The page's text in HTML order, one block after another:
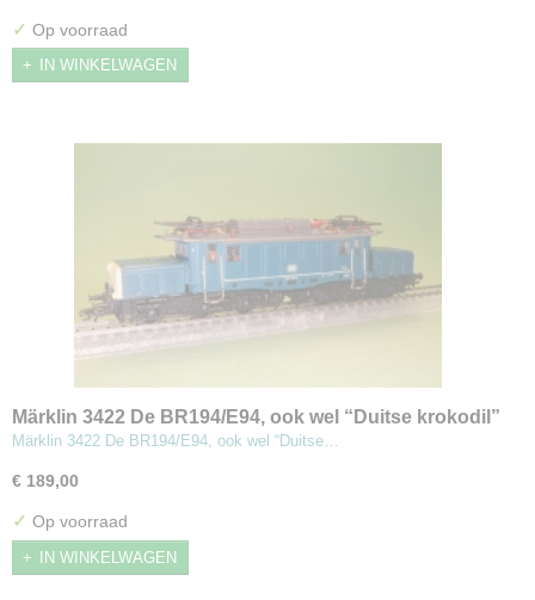
✓ Op voorraad
IN WINKELWAGEN
Märklin 3422 De BR194/E94, ook wel “Duitse krokodil”
electrische locomotief
Märklin 3422 De BR194/E94, ook wel “Duitse…
€ 189,00
✓ Op voorraad
IN WINKELWAGEN